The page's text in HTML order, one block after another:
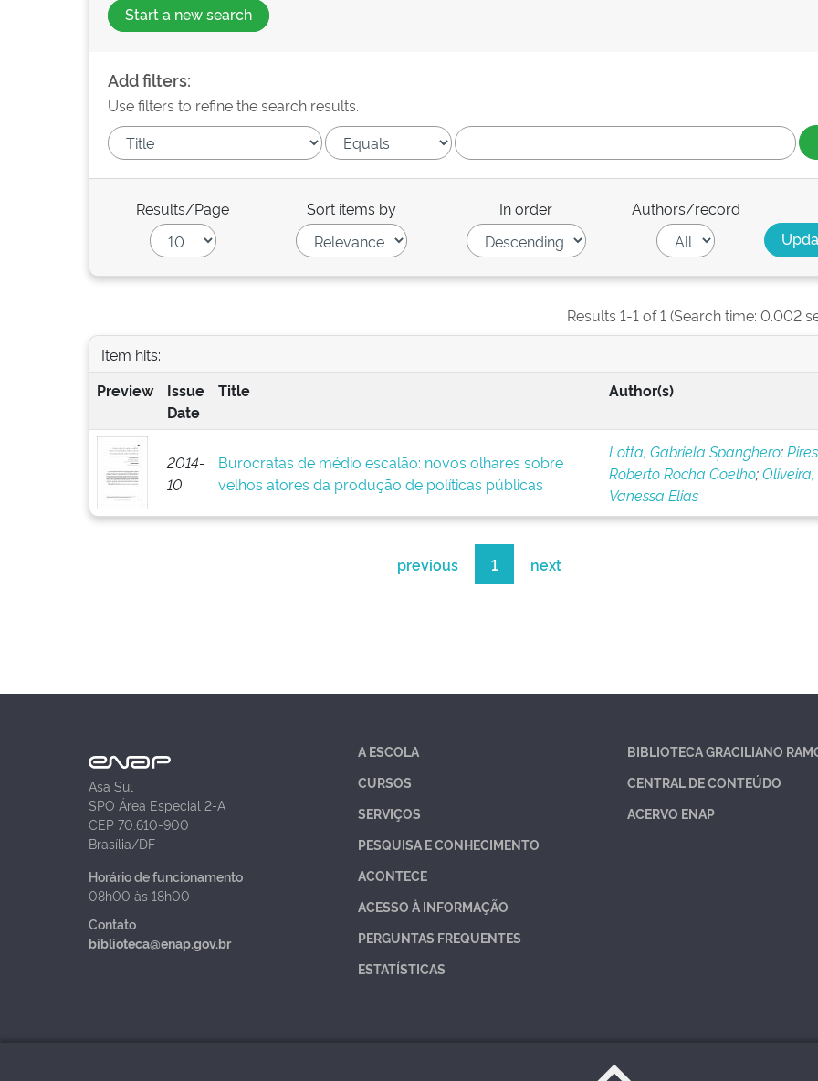
Start a new search
Add filters:
Use filters to refine the search results.
Results/Page Sort items by In order Authors/record
Results 1-1 of 1 (Search time: 0.002
Item hits:
Preview
Issue
Date
Title Author(s)
2014-
10
Burocratas de médio escalão: novos olhares sobre
velhos atores da produção de políticas públicas
Lotta, Gabriela Spanghero;
Roberto Rocha Coelho;Oliveira,
Vanessa Elias
previous 1 next
Asa Sul
SPO Área Especial 2-A
CEP 70.610-900
Brasília/DF
Horário de funcionamento
08h00 às 18h00
Contato
biblioteca@enap.gov.br
A ESCOLA
CURSOS
SERVIÇOS
PESQUISA E CONHECIMENTO
ACONTECE
ACESSO À INFORMAÇÃO
PERGUNTAS FREQUENTES
ESTATÍSTICAS
BIBLIOTECA GRACILIANO
CENTRAL DE CONTEÚDO
ACERVO ENAP